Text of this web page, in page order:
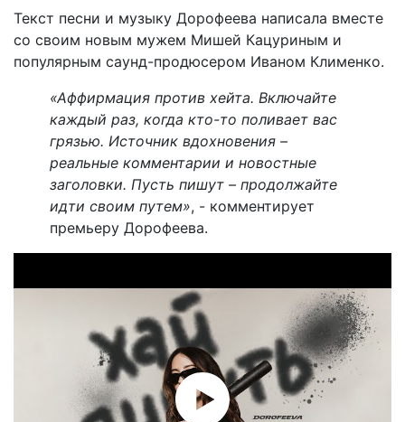
Текст песни и музыку Дорофеева написала вместе
со своим новым мужем Мишей Кацуриным и
популярным саунд-продюсером Иваном Клименко.
«Аффирмация против хейта. Включайте
каждый раз, когда кто-то поливает вас
грязью. Источник вдохновения –
реальные комментарии и новостные
заголовки. Пусть пишут – продолжайте
идти своим путем», - комментирует
премьеру Дорофеева.